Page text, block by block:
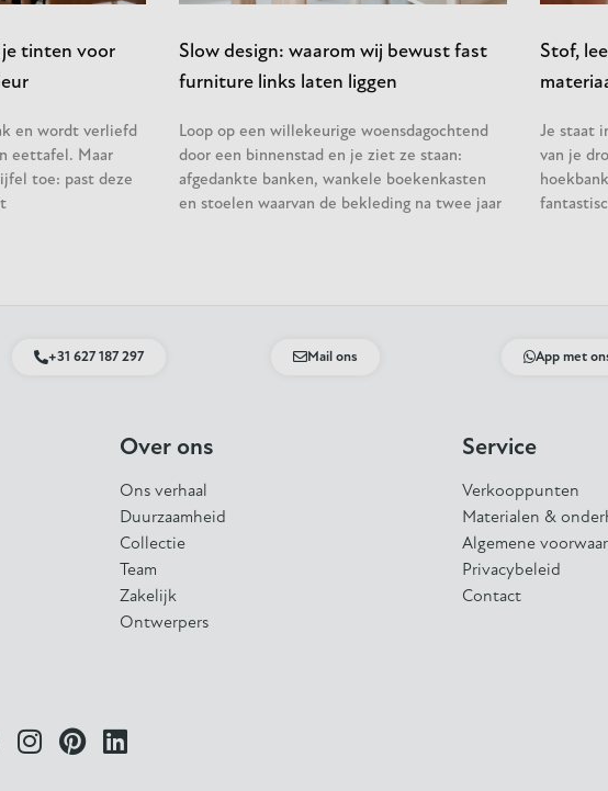
tinten voor
en wordt verliefd
eettafel. Maar
toe: past deze
Slow design: waarom wij bewust fast
furniture links laten liggen
Loop op een willekeurige woensdagochtend
door een binnenstad en je ziet ze staan:
afgedankte banken, wankele boekenkasten
en stoelen waarvan de bekleding na twee jaar
Stof,
Je staat
van je
+31 627 187 297 Mail ons App met
Over ons
Ons verhaal
Duurzaamheid
Collectie
Team
Zakelijk
Ontwerpers
Service
Verkooppunten
Materialen &
Algemene
Privacybeleid
Contact